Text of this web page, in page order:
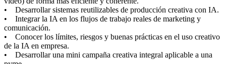
• Desarrollar sistemas reutilizables de producción creativa con IA.
• Integrar la IA en los flujos de trabajo reales de marketing y
comunicación.
• Conocer los límites, riesgos y buenas prácticas en el uso creativo
de la IA en empresa.
• Desarrollar una mini campaña creativa integral aplicable a una